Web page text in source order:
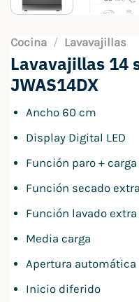
Cocina / Lavavajillas
Lavavajillas 14
JWAS14DX
Ancho 60 cm
Display Digital LED
Función paro + carga
Función secado extra
Función lavado extra
Media carga
Apertura automática
Inicio diferido